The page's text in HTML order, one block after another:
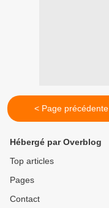
< Page précédente
Hébergé par Overblog
Top articles
Pages
Contact